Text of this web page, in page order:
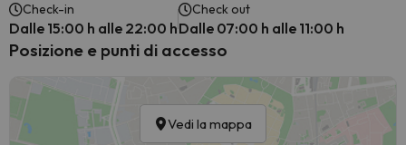
Check-in
Dalle 15:00 h alle 22:00 h
Check out
Dalle 07:00 h alle 11:00 h
Posizione e punti di accesso
Vedi la mappa